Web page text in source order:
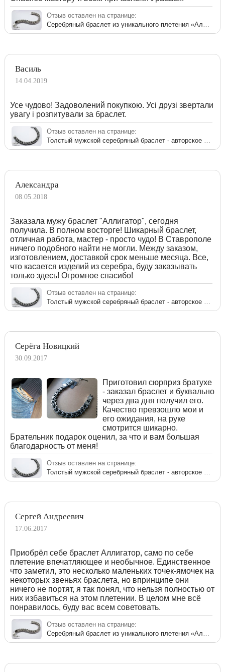
Отзыв оставлен на странице:
Василь
14.04.2019
Усе чудово! Задоволений покупкою. Усі друзі звертали
увагу і розпитували за браслет.
Отзыв оставлен на странице:
Александра
08.05.2018
Заказала мужу браслет "Аллигатор", сегодня
получила. В полном восторге! Шикарный браслет,
отличная работа, мастер - просто чудо! В Ставрополе
ничего подобного найти не могли. Между заказом,
изготовлением, доставкой срок меньше месяца. Все,
что касается изделий из серебра, буду заказывать
только здесь! Огромное спасибо!
Отзыв оставлен на странице:
Серёга Новицкий
30.09.2017
Приготовил сюрприз братухе
- заказал браслет и буквально
через два дня получил его.
Качество превзошло мои и
его ожидания, на руке
смотрится шикарно.
Брательник подарок оценил, за что и вам большая
благодарность от меня!
Отзыв оставлен на странице:
Сергей Андреевич
17.06.2017
Приобрёл себе браслет Аллигатор, само по себе
плетение впечатляющее и необычное. Единственное
что заметил, это несколько маленьких точек-ямочек на
некоторых звеньях браслета, но впринципе они
ничего не портят, я так понял, что нельзя полностью от
них избавиться на этом плетении. В целом мне всё
понравилось, буду вас всем советовать.
Отзыв оставлен на странице: